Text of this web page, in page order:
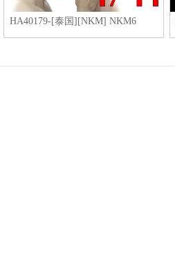
HA40179-[泰国][NKM] NKM6